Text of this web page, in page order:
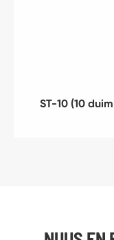
ST-10 (10